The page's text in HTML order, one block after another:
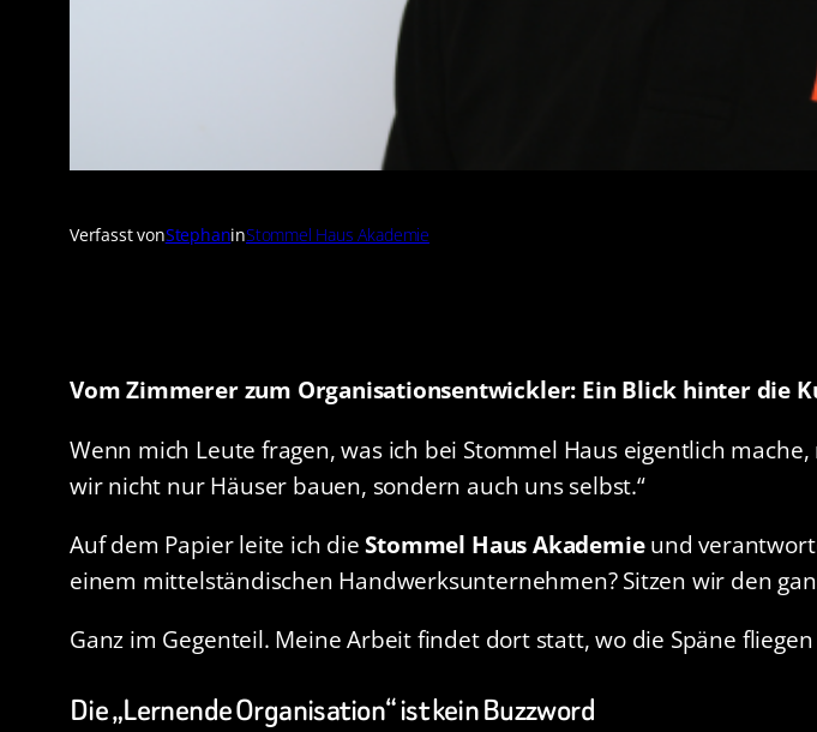
Verfasst vonStephaninStommel Haus Akademie
Vom Zimmerer zum Organisationsentwickler: Ein Blick hinter die
Wenn mich Leute fragen, was ich bei Stommel Haus eigentlich
wir nicht nur Häuser bauen, sondern auch uns selbst.“
Auf dem Papier leite ich dieStommel Haus Akademieund
einem mittelständischen Handwerksunternehmen? Sitzen wir den
Ganz im Gegenteil. Meine Arbeit findet dort statt, wo die Späne
Die „Lernende Organisation“ ist kein Buzzword